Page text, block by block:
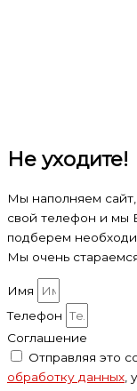
Не уходите!
Мы наполняем
свой телефон и мы
подберем
Мы очень
Имя
Телефон
Соглашение
Отправляя это
обработку данных,